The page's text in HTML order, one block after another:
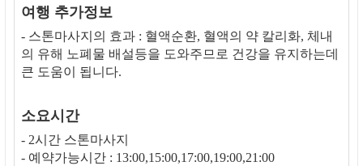
여행 추가정보
- 스톤마사지의 효과 : 혈액순환, 혈액의 약 칼리화, 체내
의 유해 노폐물 배설등을 도와주므로 건강을 유지하는데
큰 도움이 됩니다.
소요시간
- 2시간 스톤마사지
- 예약가능시간 : 13:00,15:00,17:00,19:00,21:00